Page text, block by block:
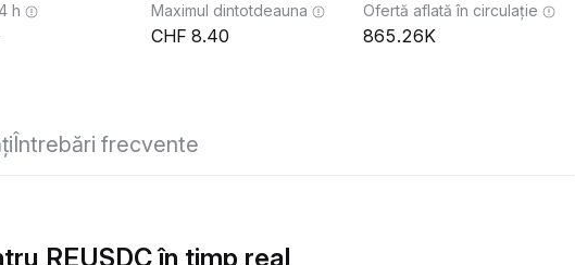
h Maximul dintotdeauna
8.40
Ofertă aflată în circulație
865.26K
Întrebări frecvente
REUSDC în timp real